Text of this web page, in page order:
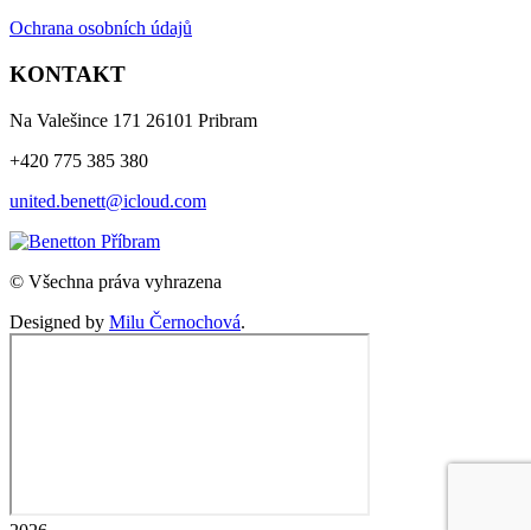
Ochrana osobních údajů
KONTAKT
Na Valešince 171 26101 Pribram
+420 775 385 380
united.benett@icloud.com
© Všechna práva vyhrazena
Designed by Milu Černochová.